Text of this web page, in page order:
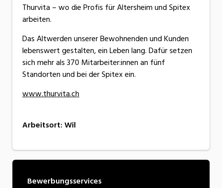
Thurvita – wo die Profis für Altersheim und Spitex
arbeiten.
Das Altwerden unserer Bewohnenden und Kunden
lebenswert gestalten, ein Leben lang. Dafür setzen
sich mehr als 370 Mitarbeiter:innen an fünf
Standorten und bei der Spitex ein.
www.thurvita.ch
Arbeitsort:Wil
Bewerbungsservices